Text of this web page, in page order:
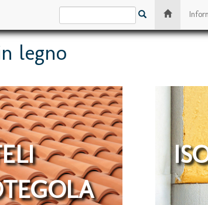
legno